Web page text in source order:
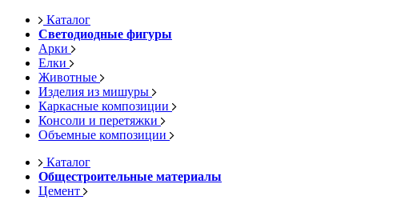
Каталог
Светодиодные фигуры
Арки
Елки
Животные
Изделия из мишуры
Каркасные композиции
Консоли и перетяжки
Объемные композиции
Каталог
Общестроительные материалы
Цемент